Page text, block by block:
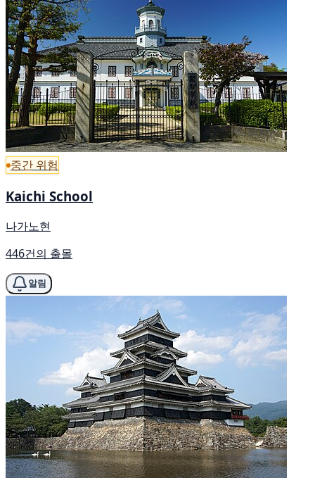
중간 위험
Kaichi School
나가노현
446건의 출몰
알림